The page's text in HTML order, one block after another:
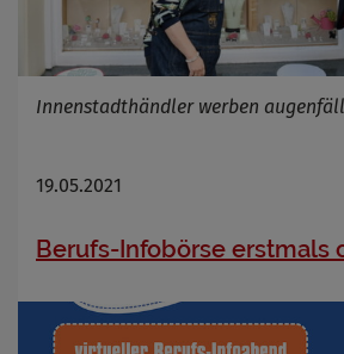
Innenstadthändler werben
19.05.2021
Berufs-Infobörse erstmals